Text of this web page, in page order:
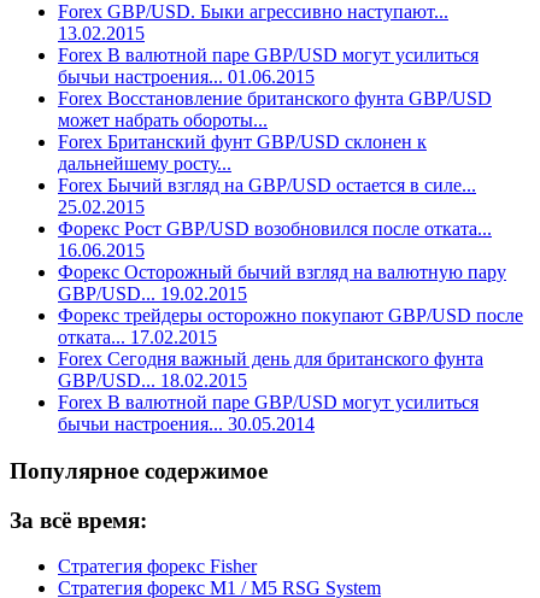
Forex GBP/USD. Быки агрессивно наступают...
13.02.2015
Forex В валютной паре GBP/USD могут усилиться
бычьи настроения... 01.06.2015
Forex Восстановление британского фунта GBP/USD
может набрать обороты...
Forex Британский фунт GBP/USD склонен к
дальнейшему росту...
Forex Бычий взгляд на GBP/USD остается в силе...
25.02.2015
Форекс Рост GBP/USD возобновился после отката...
16.06.2015
Форекс Осторожный бычий взгляд на валютную пару
GBP/USD... 19.02.2015
Форекс трейдеры осторожно покупают GBP/USD после
отката... 17.02.2015
Forex Сегодня важный день для британского фунта
GBP/USD... 18.02.2015
Forex В валютной паре GBP/USD могут усилиться
бычьи настроения... 30.05.2014
Популярное содержимое
За всё время:
Стратегия форекс Fisher
Стратегия форекс M1 / M5 RSG System